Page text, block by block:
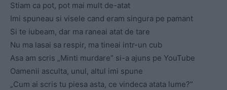
Stiam ca pot, pot mai mult de-atat
Imi spuneau si visele cand eram singura pe pamant
Si te iubeam, dar ma raneai atat de tare
Nu ma lasai sa respir, ma tineai intr-un cub
Asa am scris „Minti murdare” si-a ajuns pe YouTube
Oamenii asculta, unul, altul imi spune
„Cum ai scris tu piesa asta, ce vindeca atata lume?”